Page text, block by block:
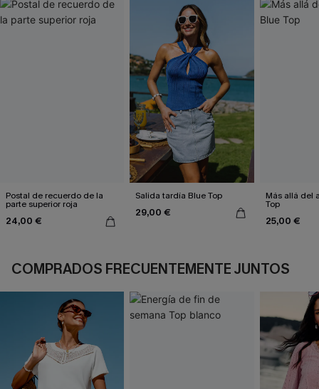
Postal de recuerdo de la
parte superior roja
24,00 €
Salida tardía Blue Top
29,00 €
Más allá del
Top
25,00 €
COMPRADOS FRECUENTEMENTE JUNTOS